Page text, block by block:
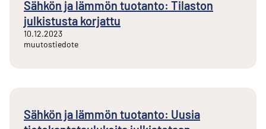
Sähkön ja lämmön tuotanto: Tilaston
julkistusta korjattu
10.12.2023
muutostiedote
Sähkön ja lämmön tuotanto: Uusia